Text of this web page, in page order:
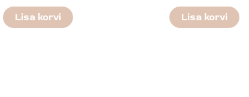
Lisa korvi Lisa korvi